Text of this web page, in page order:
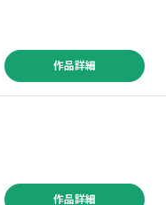
作品詳細
作品詳細